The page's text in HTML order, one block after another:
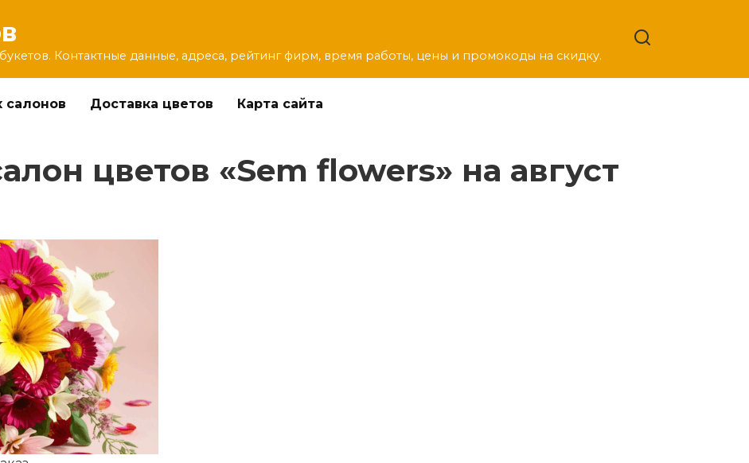
Контактные данные, адреса, рейтинг фирм, время работы, цены и промокоды на скидку.
салонов Доставка цветов Карта сайта
цветов «Sem flowers» на август